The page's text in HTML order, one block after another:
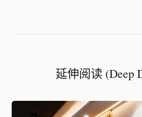
延伸阅读 (Deep